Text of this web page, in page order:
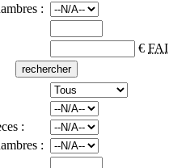
:
€ FAI
:
: